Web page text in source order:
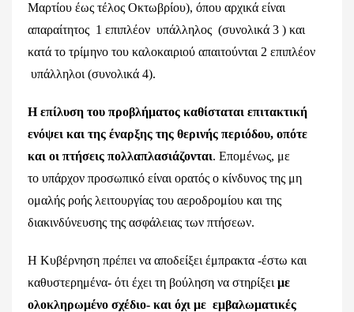
Μαρτίου έως τέλος Οκτωβρίου), όπου αρχικά είναι
απαραίτητος 1 επιπλέον υπάλληλος (συνολικά 3 ) και
κατά το τρίμηνο του καλοκαιριού απαιτούνται 2 επιπλέον
υπάλληλοι (συνολικά 4).
Η επίλυση του προβλήματος καθίσταται επιτακτική
ενόψει και της έναρξης της θερινής περιόδου, οπότε
και οι πτήσεις πολλαπλασιάζονται. Επομένως, με
το υπάρχον προσωπικό είναι ορατός ο κίνδυνος της μη
ομαλής ροής λειτουργίας του αεροδρομίου και της
διακινδύνευσης της ασφάλειας των πτήσεων.
Η Κυβέρνηση πρέπει να αποδείξει έμπρακτα -έστω και
καθυστερημένα- ότι έχει τη βούληση να στηρίξει με
ολοκληρωμένο σχέδιο- και όχι με εμβαλωματικές